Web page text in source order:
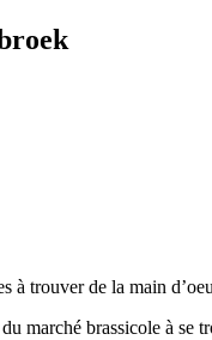
à trouver de la main
marché brassicole à se